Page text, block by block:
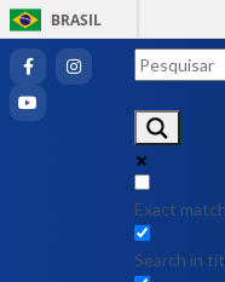
BRASIL
Exact
Search in